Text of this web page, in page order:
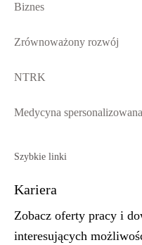
Biznes
Zrównoważony rozwój
NTRK
Medycyna spersonalizowana
Szybkie linki
Kariera
Zobacz oferty pracy i
interesujących